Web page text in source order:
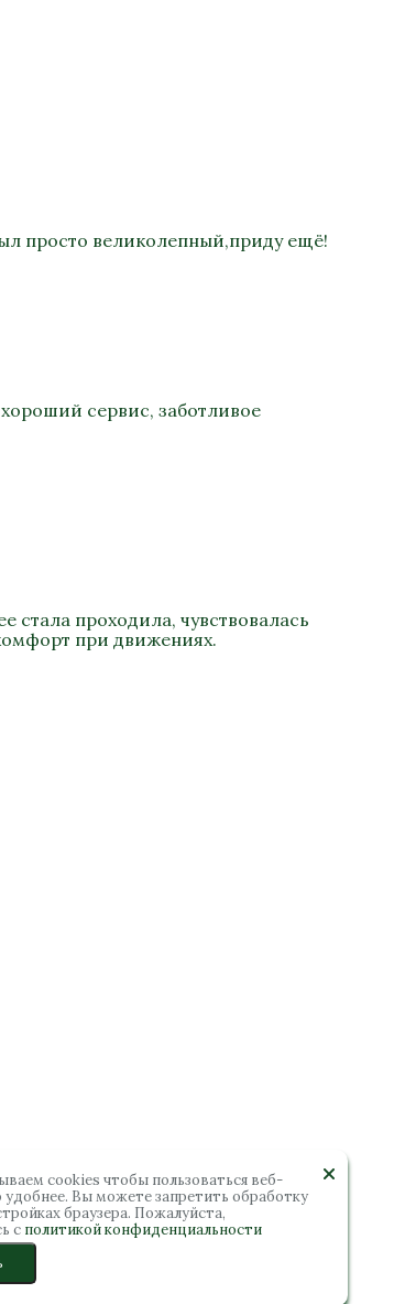
просто великолепный,приду ещё!
сервис, заботливое
проходила, чувствовалась
при движениях.
cookies чтобы пользоваться веб-
Вы можете запретить обработку
браузера. Пожалуйста,
с политикой конфиденциальности